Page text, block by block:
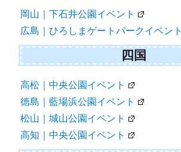
岡山｜下石井公園イベント
広島｜ひろしまゲートパークイベント
四国
高松｜中央公園イベント
徳島｜藍場浜公園イベント
松山｜城山公園イベント
高知｜中央公園イベント